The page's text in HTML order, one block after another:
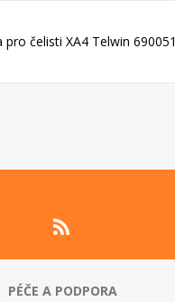
pro čelisti XA4 Telwin 690051
PÉČE A PODPORA